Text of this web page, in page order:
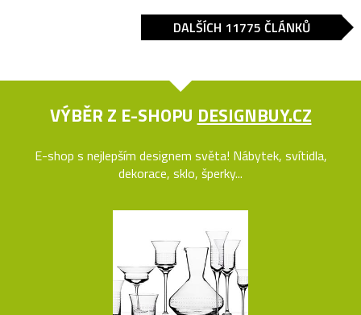
DALŠÍCH 11775 ČLÁNKŮ
VÝBĚR Z E-SHOPU DESIGNBUY.CZ
E-shop s nejlepším designem světa! Nábytek, svítidla,
dekorace, sklo, šperky...